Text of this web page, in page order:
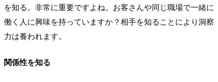
を知る。非常に重要ですよね。お客さんや同じ職場で一緒に
働く人に興味を持っていますか？相手を知ることにより洞察
力は養われます。
関係性を知る